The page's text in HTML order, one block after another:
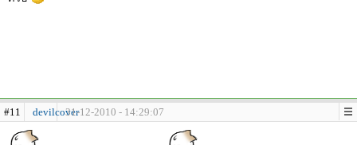
#11 devilcover31-12-2010 - 14:29:07